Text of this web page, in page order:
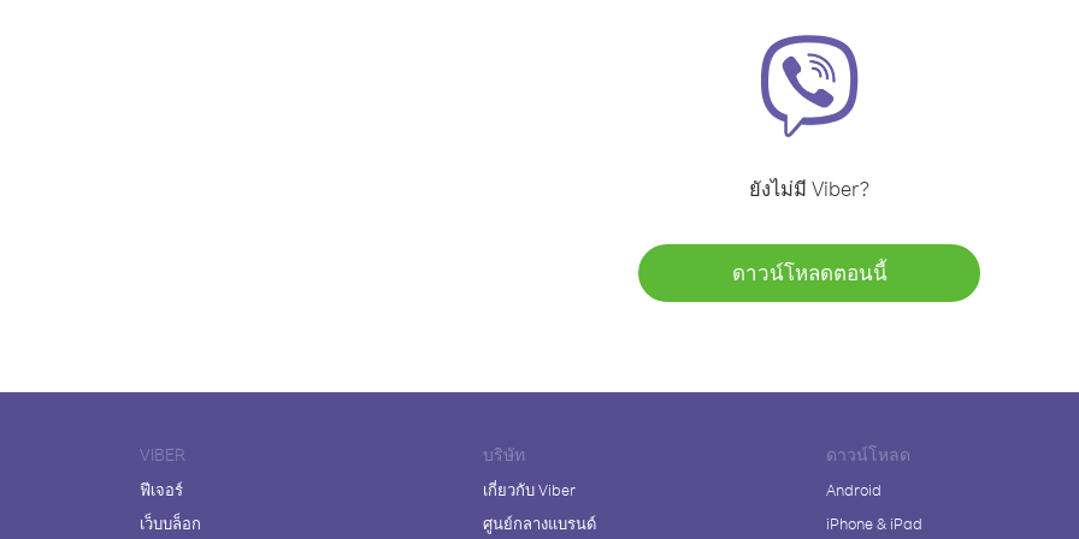
ยังไม่มี Viber?
ดาวน์โหลดตอนนี้
VIBER
ฟีเจอร์
เว็บบล็อก
บริษัท
เกี่ยวกับ Viber
ศูนย์กลางแบรนด์
ดาวน์โหลด
Android
iPhone & iPad